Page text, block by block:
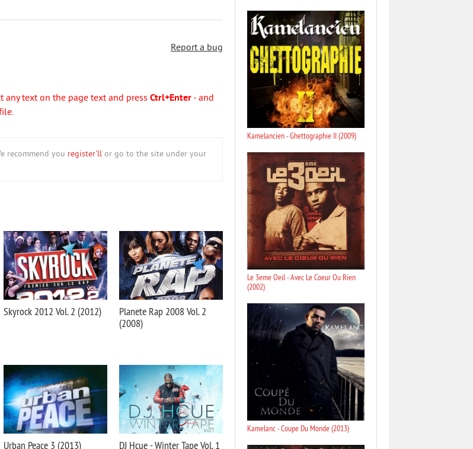
Report a bug
any text on the page text and press Ctrl+Enter - and
recommend you register'll or go to the site under your
Skyrock 2012 Vol. 2 (2012)
Planete Rap 2008 Vol. 2
(2008)
Urban Peace 3 (2013)
DJ Hcue - Winter Tape Vol. 1
Kamelancien - Ghettographie II (2009)
Le 3eme Oeil - Avec Le Coeur Ou Rien
(2002)
Kamelanc - Coupe Du Monde (2013)